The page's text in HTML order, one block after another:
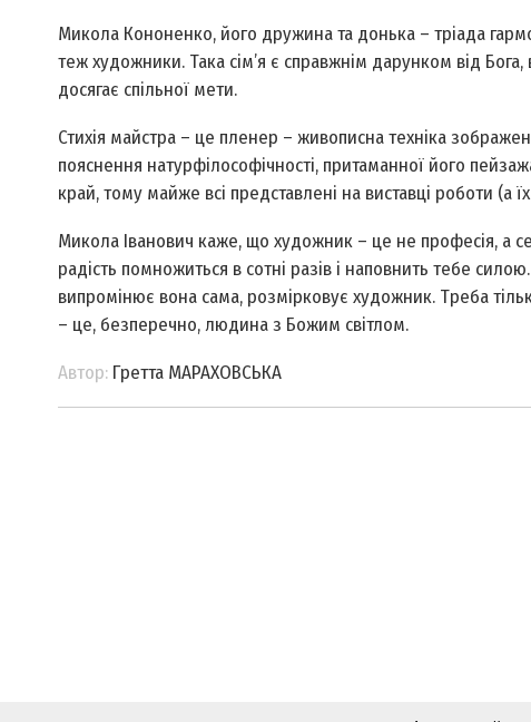
Микола Кононенко, його дружина та донька – тріада
теж художники. Така сім’я є справжнім дарунком від
досягає спільної мети.
Стихія майстра – це пленер – живописна техніка
пояснення натурфілософічності, притаманної його
край, тому майже всі представлені на виставці роботи (а
Микола Іванович каже, що художник – це не професія, а
радість помножиться в сотні разів і наповнить тебе
випромінює вона сама, розмірковує художник. Треба
– це, безперечно, людина з Божим світлом.
Автор:Гретта МАРАХОВСЬКА